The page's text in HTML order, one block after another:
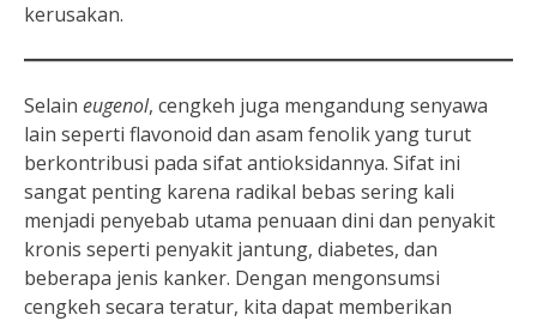
kerusakan.
Selain eugenol, cengkeh juga mengandung senyawa
lain seperti flavonoid dan asam fenolik yang turut
berkontribusi pada sifat antioksidannya. Sifat ini
sangat penting karena radikal bebas sering kali
menjadi penyebab utama penuaan dini dan penyakit
kronis seperti penyakit jantung, diabetes, dan
beberapa jenis kanker. Dengan mengonsumsi
cengkeh secara teratur, kita dapat memberikan